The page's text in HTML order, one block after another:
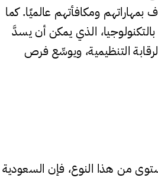
بمهاراتهم ومكافأتهم عالميًا. كما
الذي يمكن أن يسدَّ
التنظيمية، ويوسِّع فرص
من هذا النوع، فإن السعودية